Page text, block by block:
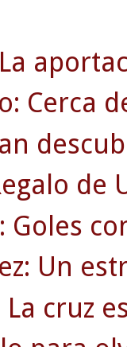
Cerca
de
Goles
Un
cruz